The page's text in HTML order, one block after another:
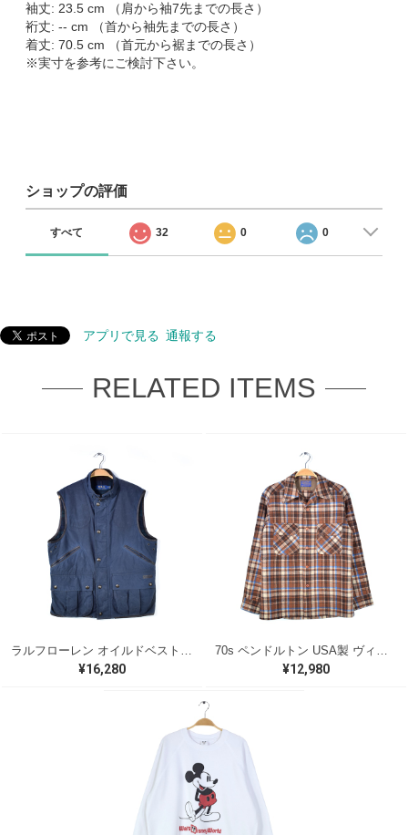
袖丈: 23.5 cm （肩から袖7先までの長さ）
裄丈: -- cm （首から袖先までの長さ）
着丈: 70.5 cm （首元から裾までの長さ）
※実寸を参考にご検討下さい。
ショップの評価
すべて 32 0 0
アプリで見る 通報する
RELATED ITEMS
¥16,280 ¥12,980